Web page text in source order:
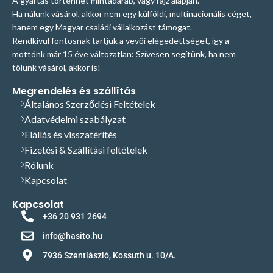
támogatás első kézből történik.
Bizonytalan a megfelelő termék
kiválasztásában? Hívjon, vagy írjon
nekünk E-mailt, szívesen adunk
segítséget, szakmai tanácsot! Tel:
+36209312694
E-mail:
támogatás első kézből történik.
Bizonytalan a megfelelő termék
kiválasztásában? Hívjon, vagy írjon
nekünk E-mailt, szívesen adunk
segítséget, szakmai tanácsot! Tel:
Ha nálunk vásárol, akkor nem egy külföldi, multinacionális céget,
hanem egy Magyar családi vállalkozást támogat.
Rendkívül fontosnak tartjuk a vevői elégedettséget, így a
mottónk már 15 éve változatlan: Szívesen segítünk, ha nem
tőlünk vásárol, akkor is!
Megrendelés és szállítás
Általános Szerződési Feltételek
Adatvédelmi szabályzat
Elállás és visszatérítés
Fizetési & Szállítási feltételek
Rólunk
Kapcsolat
Kapcsolat
+36 20 931 2694
info@hasito.hu
7936 Szentlászló, Kossuth u. 10/A.